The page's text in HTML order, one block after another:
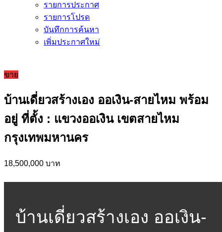
รายการประกาศ
รายการโปรด
บันทึกการค้นหา
เพิ่มประกาศใหม่
ขาย
บ้านเดี่ยวสร้างเอง ออเงิน-สายไหม พร้อม
อยู่ ที่ตั้ง : แขวงออเงิน เขตสายไหม
กรุงเทพมหานคร
18,500,000 บาท
บ้านเดี่ยวสร้างเอง ออเงิน-